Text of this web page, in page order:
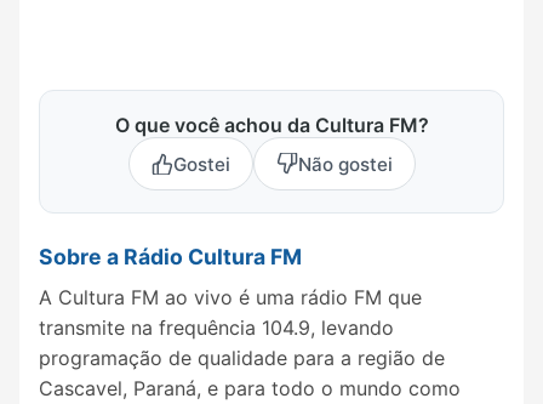
O que você achou da Cultura FM?
Gostei Não gostei
Sobre a Rádio Cultura FM
A Cultura FM ao vivo é uma rádio FM que
transmite na frequência 104.9, levando
programação de qualidade para a região de
Cascavel, Paraná, e para todo o mundo como